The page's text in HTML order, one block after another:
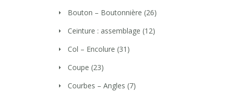
Bouton – Boutonnière (26)
Ceinture : assemblage (12)
Col – Encolure (31)
Coupe (23)
Courbes – Angles (7)